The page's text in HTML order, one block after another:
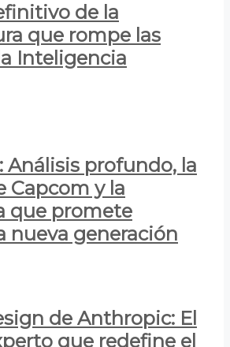
de la
que rompe las
Inteligencia
Análisis profundo, la
Capcom y la
que promete
nueva generación
de Anthropic: El
que redefine el